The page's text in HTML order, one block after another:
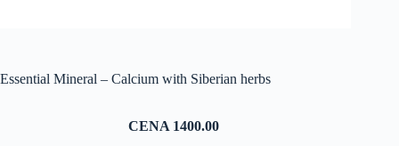
Essential Mineral – Calcium with Siberian herbs
CENA 1400.00